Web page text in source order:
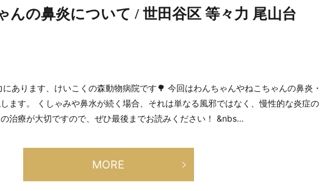
んの鼻炎について / 世田谷区 等々力 尾山台
あります、けいこくの森動物病院です🌳 今回はわんちゃんやねこちゃんの鼻炎・
ます。 くしゃみや鼻水が続く場合、それは単なる風邪ではなく、慢性的な炎症の
治療が大切ですので、ぜひ最後までお読みください！ &nbs…
MORE